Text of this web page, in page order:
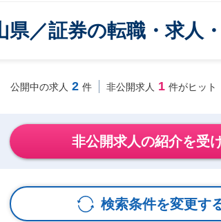
県／証券の転職・求人
公開中の求人 2 件 非公開求人 1 件がヒット
非公開求人の紹介を受
検索条件を変更す